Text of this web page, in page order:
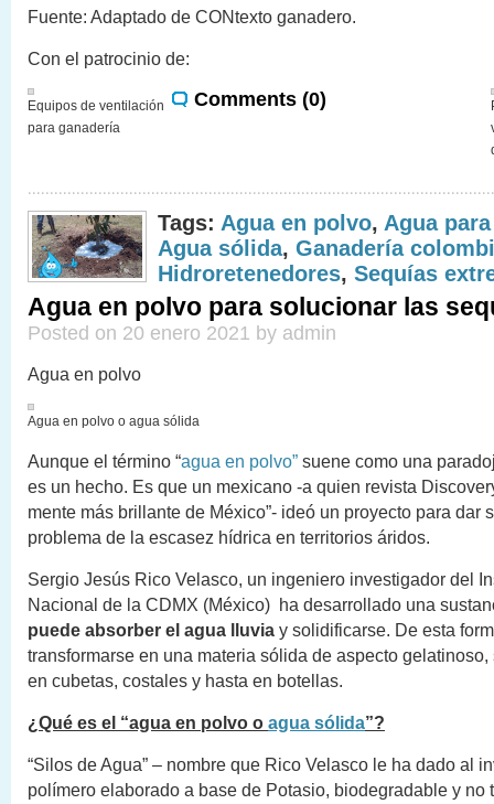
Fuente: Adaptado de CONtexto ganadero.
Con el patrocinio de:
Equipos de ventilación
para ganadería
Comments (0)
Tags: Agua en polvo, Agua
Agua sólida, Ganadería
Hidroretenedores, Sequías
Agua en polvo para solucionar las
Posted on 20 enero 2021 by admin
Agua en polvo
Agua en polvo o agua sólida
Aunque el término “agua en polvo” suene como una
es un hecho. Es que un mexicano -a quien revista
mente más brillante de México”- ideó un proyecto para dar
problema de la escasez hídrica en territorios áridos.
Sergio Jesús Rico Velasco, un ingeniero investigador del
Nacional de la CDMX (México) ha desarrollado una
puede absorber el agua lluvia y solidificarse. De esta
transformarse en una materia sólida de aspecto
en cubetas, costales y hasta en botellas.
¿Qué es el “agua en polvo o agua sólida”?
“Silos de Agua” – nombre que Rico Velasco le ha dado al
polímero elaborado a base de Potasio, biodegradable y no